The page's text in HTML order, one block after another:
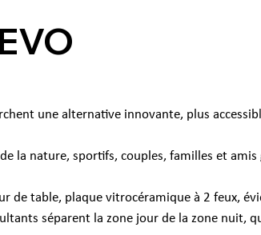
une alternative innovante, plus
la nature, sportifs, couples, familles et
de table, plaque vitrocéramique à 2 feux,
séparent la zone jour de la zone nuit,